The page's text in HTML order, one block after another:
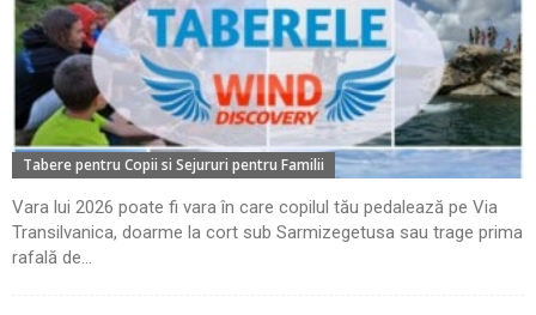
Tabere pentru Copii si Sejururi pentru Familii
Vara lui 2026 poate fi vara în care copilul tău pedalează pe Via
Transilvanica, doarme la cort sub Sarmizegetusa sau trage prima
rafală de...